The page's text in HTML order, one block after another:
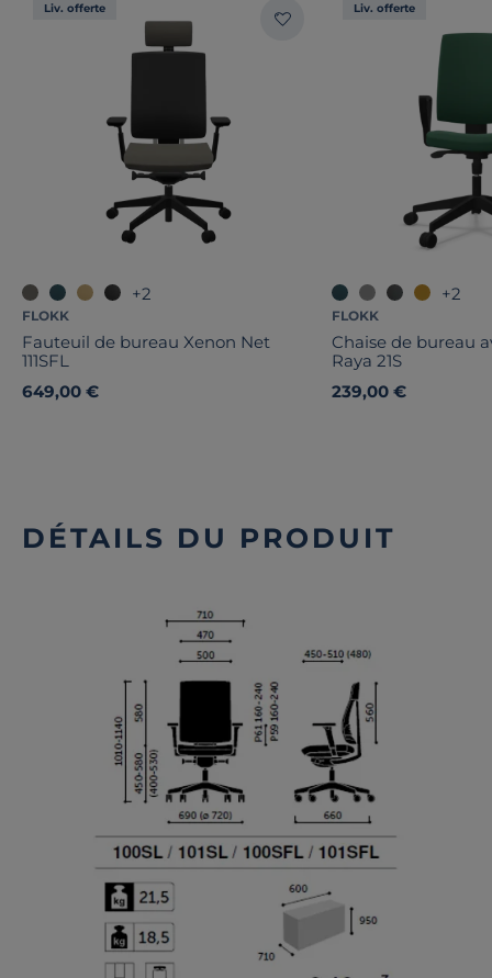
Liv. offerte
+2
FLOKK
Fauteuil de bureau Xenon Net
111SFL
649,00 €
Liv. offerte
+2
FLOKK
Chaise de bureau
Raya 21S
239,00 €
DÉTAILS DU PRODUIT